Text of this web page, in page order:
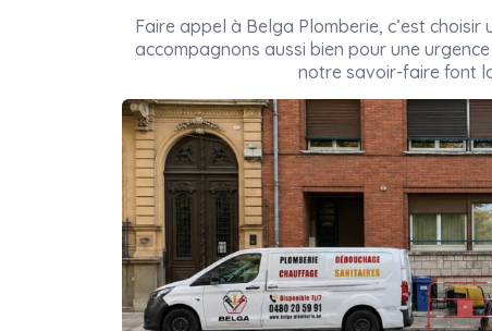
Faire appel à Belga Plomberie, c’est
accompagnons aussi bien pour une
notre savoir-faire font